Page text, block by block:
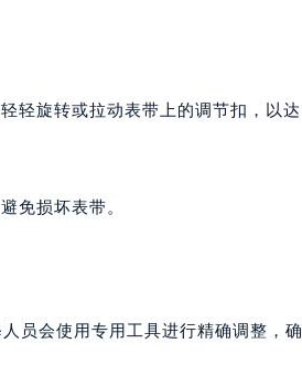
约）
约）
）
提前预约）
轻旋转或拉动表带上的调节扣，以达
免损坏表带。
员会使用专用工具进行精确调整，确